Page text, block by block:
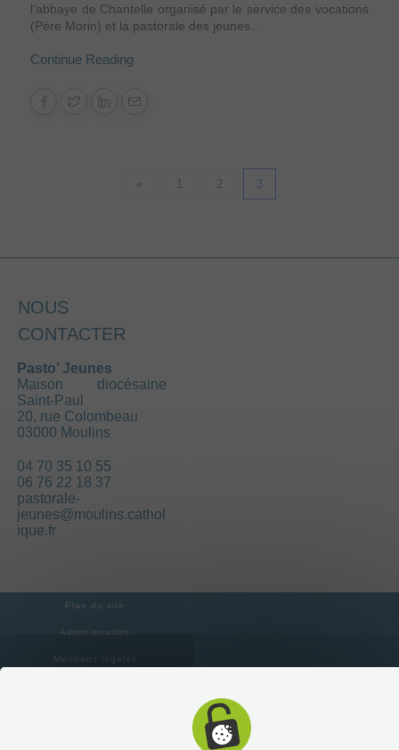
l’abbaye de Chantelle organisé par le service des vocations
(Père Morin) et la pastorale des jeunes...
Continue Reading
« 2 3
NOUS
CONTACTER
Pasto’ Jeunes
Maison diocésaine
Saint-Paul
20, rue Colombeau
03000 Moulins
04 70 35 10 55
06 76 22 18 37
pastorale-
jeunes@moulins.cathol
ique.fr
Plan du site
Administration
Mentions légales